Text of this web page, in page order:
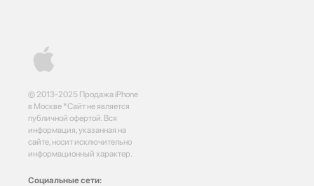
© 2013-2025 Продажа iPhone
в Москве *Сайт не является
публичной офертой. Вся
информация, указанная на
сайте, носит исключительно
информационный характер.
Социальные сети: